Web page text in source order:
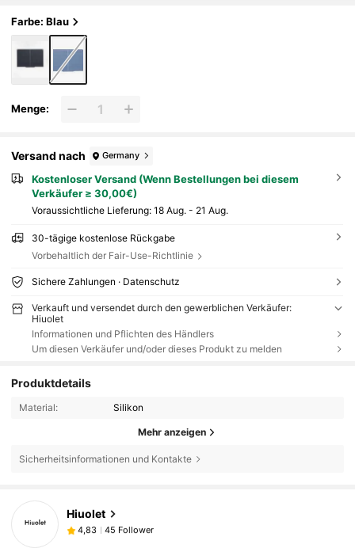
Farbe: Blau
Menge:
Versand nach Germany
Kostenloser Versand (Wenn Bestellungen bei diesem
Verkäufer ≥ 30,00€)
Voraussichtliche Lieferung: 18 Aug. - 21 Aug.
30-tägige kostenlose Rückgabe
Vorbehaltlich der Fair-Use-Richtlinie
Sichere Zahlungen · Datenschutz
Verkauft und versendet durch den gewerblichen Verkäufer:
Hiuolet
Informationen und Pflichten des Händlers
Um diesen Verkäufer und/oder dieses Produkt zu melden
Produktdetails
Material: Silikon
Mehr anzeigen
Sicherheitsinformationen und Kontakte
Hiuolet
4,83 45 Follower